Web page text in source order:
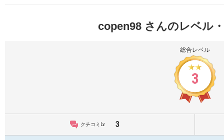
copen98 さんのレベル
総合レベル
3
クチコミLv. 3